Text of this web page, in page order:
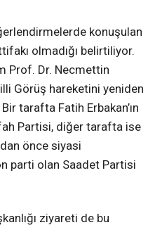
konuşulan
olmadığı belirtiliyor.
Prof. Dr. Necmettin
Görüş hareketini yeniden
tarafta Fatih Erbakan’ın
Partisi, diğer tarafta ise
önce siyasi
parti olan Saadet Partisi
ziyareti de bu